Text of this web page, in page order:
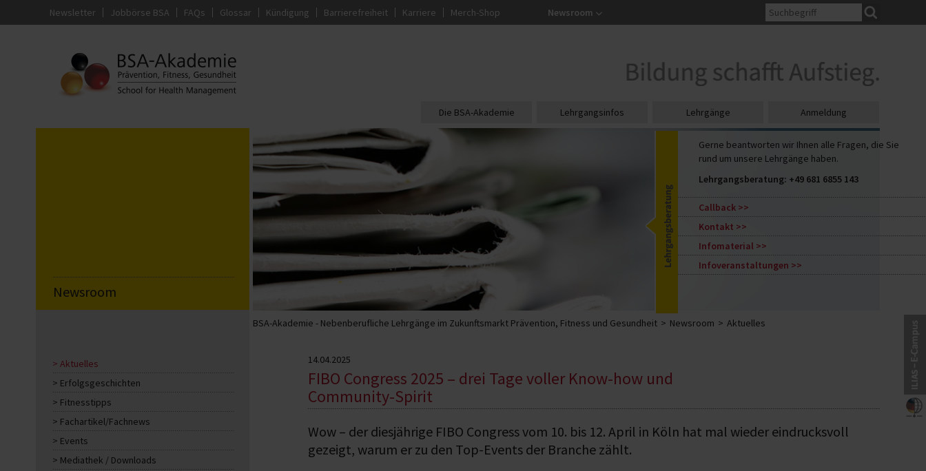
Gerne beantworten wir Ihnen alle Fragen, die Sie
rund um unsere Lehrgänge haben.
Lehrgangsberatung: +49 681 6855 143
Callback
Kontakt
Infomaterial
Infoveranstaltungen
Newsletter Jobbörse BSA FAQs Glossar Kündigung Barrierefreiheit Karriere Merch-Shop Newsroom
Die BSA-Akademie Lehrgangsinfos Lehrgänge Anmeldung
Newsroom
Aktuelles
Erfolgsgeschichten
Fitnesstipps
Fachartikel/Fachnews
Events
Mediathek / Downloads
BSA-Akademie - Nebenberufliche Lehrgänge im Zukunftsmarkt Prävention, Fitness und Gesundheit Newsroom Aktuelles
14.04.2025
FIBO Congress 2025 – drei Tage voller Know-how und
Community-Spirit
Wow – der diesjährige FIBO Congress vom 10. bis 12. April in Köln hat mal wieder eindrucksvoll
gezeigt, warum er zu den Top-Events der Branche zählt.